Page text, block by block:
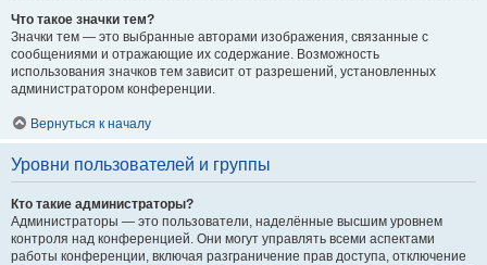
Что такое значки тем?
Значки тем — это выбранные авторами изображения, связанные с
сообщениями и отражающие их содержание. Возможность
использования значков тем зависит от разрешений, установленных
администратором конференции.
Вернуться к началу
Уровни пользователей и группы
Кто такие администраторы?
Администраторы — это пользователи, наделённые высшим уровнем
контроля над конференцией. Они могут управлять всеми аспектами
работы конференции, включая разграничение прав доступа, отключение